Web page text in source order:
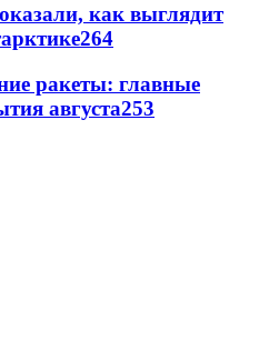
как выглядит
264
ракеты: главные
августа253